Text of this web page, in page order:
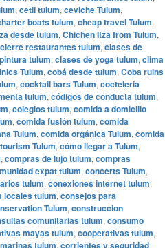
, cetli tulum, ceviche Tulum,
boats tulum, cheap travel Tulum,
desde tulum, Chichen Itza from Tulum,
cierre restaurantes tulum, clases de
tulum, clases de yoga tulum, clima
Tulum, cobá desde tulum, Coba ruins
, cocktail bars Tulum, cocteleria
tulum, códigos de conducta tulum,
, colegios tulum, comida a domicilio
, comida fusión tulum, comida
Tulum, comida orgánica Tulum, comida
Tulum, cómo llegar a Tulum,
, compras de lujo tulum, compras
expat tulum, concerts Tulum,
tulum, conexiones internet tulum,
locales tulum, consejos para
Tulum, construccion
comunitarias tulum, consumo
mayas tulum, cooperativas tulum,
tulum, corrientes y seguridad